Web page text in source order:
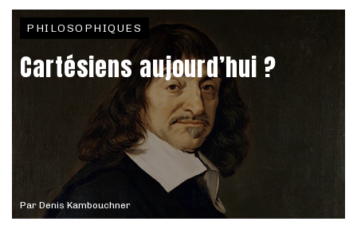
Par Denis Kambouchner
PHILOSOPHIQUES
Cartésiens aujourd’hui ?